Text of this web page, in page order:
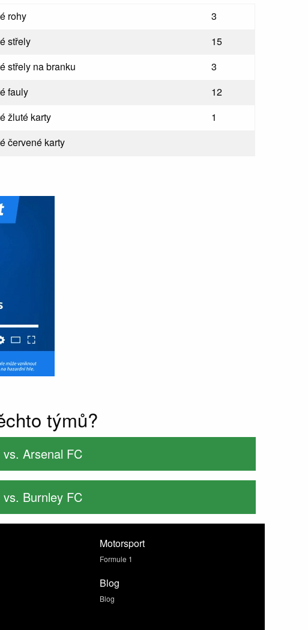
rohy
3
střely
15
střely na branku
3
fauly
12
žluté karty
1
červené karty
týmů?
Arsenal FC
Burnley FC
Motorsport
Formule 1
Blog
Blog